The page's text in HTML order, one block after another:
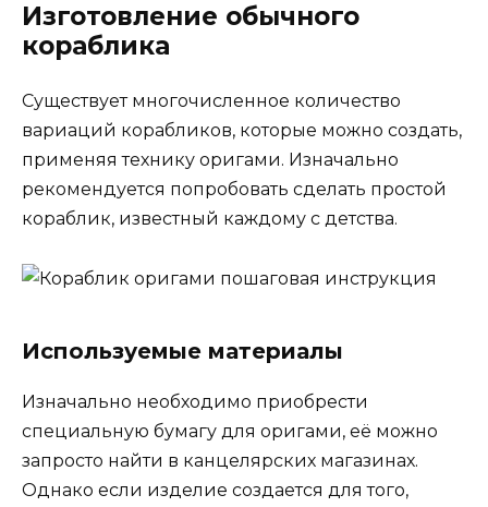
Изготовление обычного
кораблика
Существует многочисленное количество
вариаций корабликов, которые можно создать,
применяя технику оригами. Изначально
рекомендуется попробовать сделать простой
кораблик, известный каждому с детства.
Используемые материалы
Изначально необходимо приобрести
специальную бумагу для оригами, её можно
запросто найти в канцелярских магазинах.
Однако если изделие создается для того,